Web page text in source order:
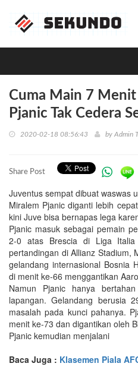
Cuma Main 7 Menit
Pjanic Tak Cedera
2020-02-18 08:56:43 by Admin
Share Post
Juventus sempat dibuat waswas
Miralem Pjanic diganti lebih
kini Juve bisa bernapas lega
Pjanic masuk sebagai pemain
2-0 atas Brescia di Liga
pertandingan di Allianz Stadium,
gelandang internasional Bosnia
di menit ke-66 menggantikan
Namun Pjanic hanya
lapangan. Gelandang berusia
masalah pada kunci pahanya.
menit ke-73 dan digantikan oleh
Pjanic kemudian menjalani
Baca Juga : Klasemen Piala